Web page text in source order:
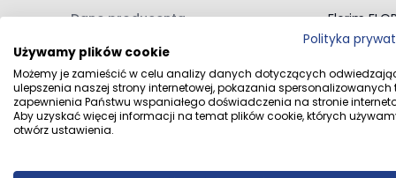
Poler
Poler w płytkach to wykończenie nadające im
wnętrzom luksusu. Polerowane płytki świetnie
Dane producenta Florim
Dane dystrybutora MULTI-
Polityka
Używamy plików cookie
Możemy je zamieścić w celu analizy danych dotyczących
ulepszenia naszej strony internetowej, pokazania spersonalizowanych
zapewnienia Państwu wspaniałego doświadczenia na stronie
Aby uzyskać więcej informacji na temat plików cookie, których
otwórz ustawienia.